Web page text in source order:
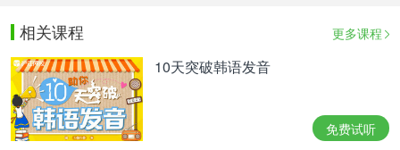
나: 조금 쉬었다가 하지 그래요.
가: 내일부터 시험인데 준비가 덜 돼서 걱정이에요.
甲：从明天开始考试，可我还没准备好，真担心。
나: 걱정만 하지 말고 지금이라도 공부 좀 하지 그래.
相关课程 更多课程
10天突破韩语发音
免费试听